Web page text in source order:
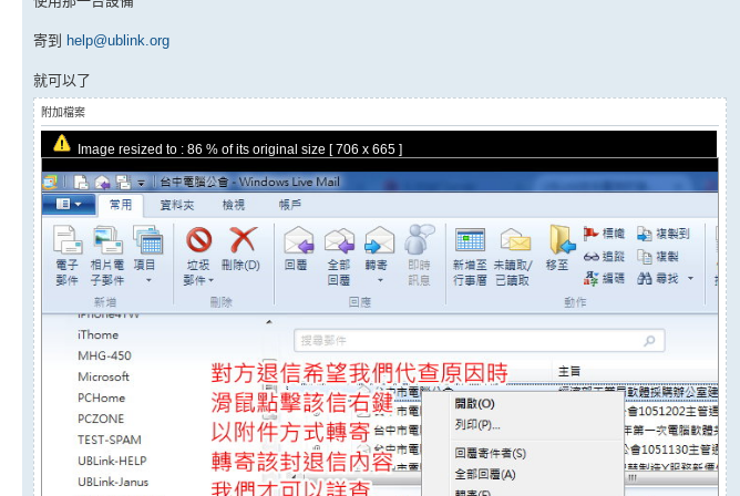
寄到 help@ublink.org
就可以了
附加檔案
Image resized to : 86 % of its original size [ 706 x 665 ]